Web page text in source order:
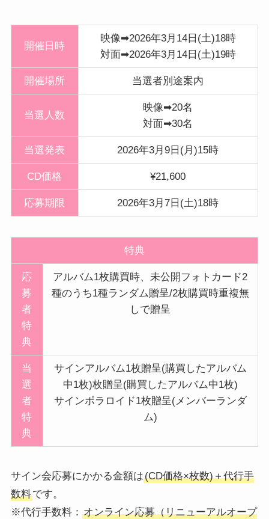
開催日時
映像➡2026年3月14日(土)18時
対面➡2026年3月14日(土)19時
開催場所 当選者別途案内
当選人数
映像➡20名
対面➡30名
当選発表 2026年3月9日(月)15時
CD価格 ¥21,600
応募期限 2026年3月7日(土)18時
特典
応
募
者
特
典
アルバム1枚購買時、未公開フォトカード2
種のうち1種ランダム贈呈/2枚購買時重複無
しで贈呈
当
選
者
特
典
サインアルバム1枚贈呈(購買したアルバム
中1枚)枚贈呈(購買したアルバム中1枚)
サインポラロイド1枚贈呈(メンバーランダ
ム)
サイン会応募にかかる金額は(CD価格×枚数)＋代行手
数料です。
※代行手数料： オンライン応募（リニューアルオープ